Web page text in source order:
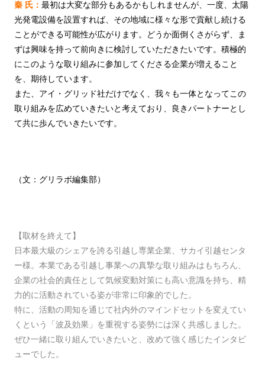
秦 氏： 最初は大変な部分もあるかもしれませんが、一度、太陽
光発電設備を設置すれば、その地域に様々な形で貢献し続ける
ことができる可能性が広がります。どうか面倒くさがらず、ま
ずは興味を持って前向きに検討していただきたいです。積極的
にこのような取り組みに参加してくださる企業が増えること
を、期待しています。
また、アイ・グリッド社だけでなく、我々も一体となってこの
取り組みを広めていきたいと考えており、良きパートナーとし
て共に歩んでいきたいです。
（文：グリラボ編集部）
【取材を終えて】
日本最大級のシェアを誇る引越し専業企業、サカイ引越センタ
ー様。本業である引越し事業への真摯な取り組みはもちろん、
企業の社会的責任として気候変動対策にも高い意識を持ち、精
力的に活動されている姿が非常に印象的でした。
特に、活動の周知を通じて社内外のマインドセットを変えてい
くという「波及効果」を重視する姿勢には深く共感しました。
ぜひ一緒に取り組んでいきたいと、改めて強く感じたインタビ
ューでした。